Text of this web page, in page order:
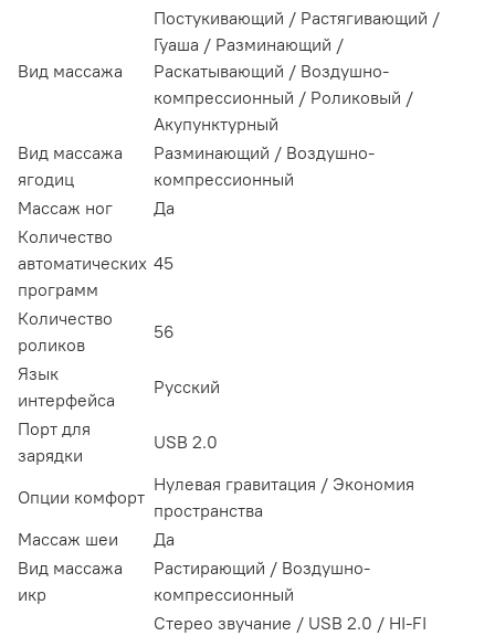
Вид массажа
Постукивающий / Растягивающий /
Гуаша / Разминающий /
Раскатывающий / Воздушно-
компрессионный / Роликовый /
Акупунктурный
Вид массажа
ягодиц
Разминающий / Воздушно-
компрессионный
Массаж ног
Да
Количество
автоматических
программ
45
Количество
роликов
56
Язык
интерфейса
Русский
Порт для
зарядки
USB 2.0
Опции комфорт
Нулевая гравитация / Экономия
пространства
Массаж шеи
Да
Вид массажа
икр
Растирающий / Воздушно-
компрессионный
Стерео звучание / USB 2.0 / HI-FI